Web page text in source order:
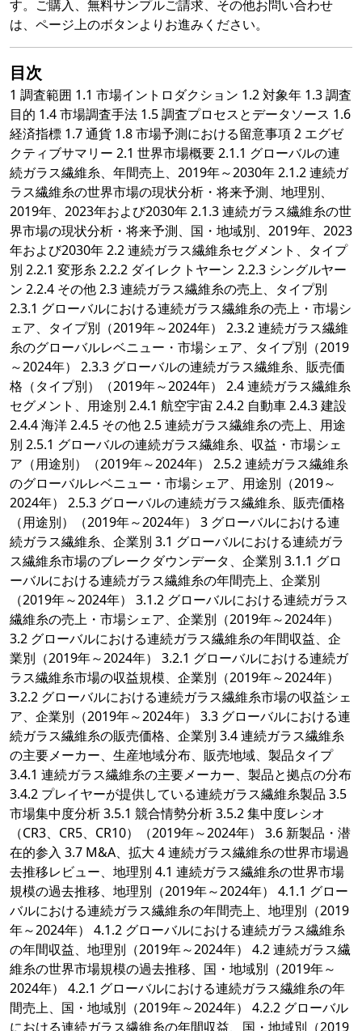
す。ご購入、無料サンプルご請求、その他お問い合わせ
は、ページ上のボタンよりお進みください。
目次
1 調査範囲 1.1 市場イントロダクション 1.2 対象年 1.3 調査
目的 1.4 市場調査手法 1.5 調査プロセスとデータソース 1.6
経済指標 1.7 通貨 1.8 市場予測における留意事項 2 エグゼ
クティブサマリー 2.1 世界市場概要 2.1.1 グローバルの連
続ガラス繊維糸、年間売上、2019年～2030年 2.1.2 連続ガ
ラス繊維糸の世界市場の現状分析・将来予測、地理別、
2019年、2023年および2030年 2.1.3 連続ガラス繊維糸の世
界市場の現状分析・将来予測、国・地域別、2019年、2023
年および2030年 2.2 連続ガラス繊維糸セグメント、タイプ
別 2.2.1 変形糸 2.2.2 ダイレクトヤーン 2.2.3 シングルヤー
ン 2.2.4 その他 2.3 連続ガラス繊維糸の売上、タイプ別
2.3.1 グローバルにおける連続ガラス繊維糸の売上・市場シ
ェア、タイプ別（2019年～2024年） 2.3.2 連続ガラス繊維
糸のグローバルレベニュー・市場シェア、タイプ別（2019
～2024年） 2.3.3 グローバルの連続ガラス繊維糸、販売価
格（タイプ別）（2019年～2024年） 2.4 連続ガラス繊維糸
セグメント、用途別 2.4.1 航空宇宙 2.4.2 自動車 2.4.3 建設
2.4.4 海洋 2.4.5 その他 2.5 連続ガラス繊維糸の売上、用途
別 2.5.1 グローバルの連続ガラス繊維糸、収益・市場シェ
ア（用途別）（2019年～2024年） 2.5.2 連続ガラス繊維糸
のグローバルレベニュー・市場シェア、用途別（2019～
2024年） 2.5.3 グローバルの連続ガラス繊維糸、販売価格
（用途別）（2019年～2024年） 3 グローバルにおける連
続ガラス繊維糸、企業別 3.1 グローバルにおける連続ガラ
ス繊維糸市場のブレークダウンデータ、企業別 3.1.1 グロ
ーバルにおける連続ガラス繊維糸の年間売上、企業別
（2019年～2024年） 3.1.2 グローバルにおける連続ガラス
繊維糸の売上・市場シェア、企業別（2019年～2024年）
3.2 グローバルにおける連続ガラス繊維糸の年間収益、企
業別（2019年～2024年） 3.2.1 グローバルにおける連続ガ
ラス繊維糸市場の収益規模、企業別（2019年～2024年）
3.2.2 グローバルにおける連続ガラス繊維糸市場の収益シェ
ア、企業別（2019年～2024年） 3.3 グローバルにおける連
続ガラス繊維糸の販売価格、企業別 3.4 連続ガラス繊維糸
の主要メーカー、生産地域分布、販売地域、製品タイプ
3.4.1 連続ガラス繊維糸の主要メーカー、製品と拠点の分布
3.4.2 プレイヤーが提供している連続ガラス繊維糸製品 3.5
市場集中度分析 3.5.1 競合情勢分析 3.5.2 集中度レシオ
（CR3、CR5、CR10）（2019年～2024年） 3.6 新製品・潜
在的参入 3.7 M&A、拡大 4 連続ガラス繊維糸の世界市場過
去推移レビュー、地理別 4.1 連続ガラス繊維糸の世界市場
規模の過去推移、地理別（2019年～2024年） 4.1.1 グロー
バルにおける連続ガラス繊維糸の年間売上、地理別（2019
年～2024年） 4.1.2 グローバルにおける連続ガラス繊維糸
の年間収益、地理別（2019年～2024年） 4.2 連続ガラス繊
維糸の世界市場規模の過去推移、国・地域別（2019年～
2024年） 4.2.1 グローバルにおける連続ガラス繊維糸の年
間売上、国・地域別（2019年～2024年） 4.2.2 グローバル
における連続ガラス繊維糸の年間収益、国・地域別（2019